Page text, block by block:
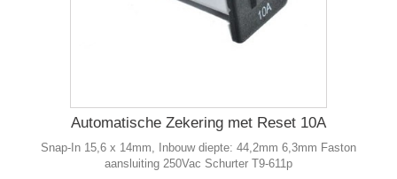
Automatische Zekering met Reset 10A
Snap-In 15,6 x 14mm, Inbouw diepte: 44,2mm 6,3mm Faston
aansluiting 250Vac Schurter T9-611p